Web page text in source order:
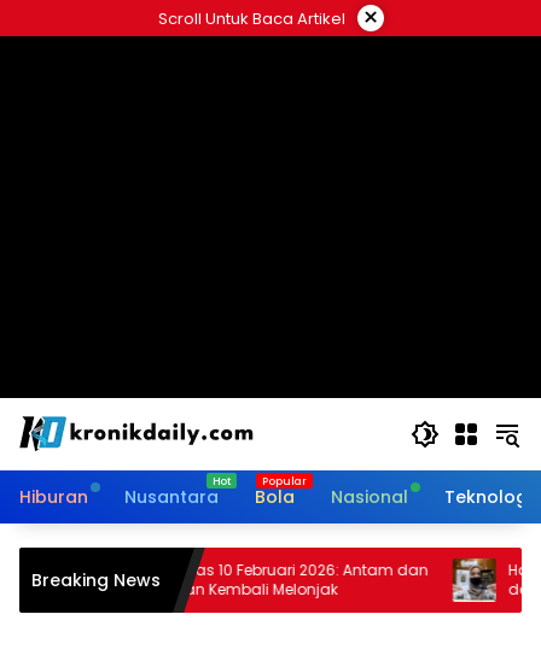
ke
Scroll Untuk Baca Artikel ×
Hiburan Nusantara Bola Nasional Teknologi
Breaking News
Harga Emas 10 Februari 2026: Antam dan
Pegadaian Kembali Melonjak
Harga
dan